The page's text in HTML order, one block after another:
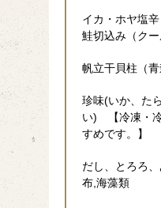
イカ・ホヤ塩
鮭切込み（クー
帆立干貝柱（青
珍味(いか、た
い) 【冷凍・
すめです。】
だし、とろろ
布,海藻類